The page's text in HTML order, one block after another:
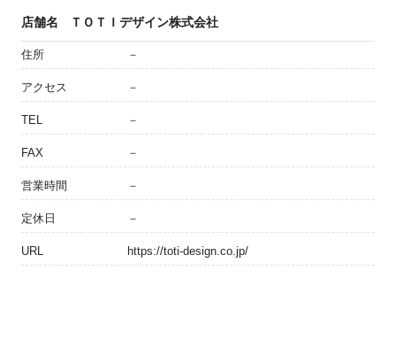
店舗名 ＴＯＴＩデザイン株式会社
住所 －
アクセス －
TEL －
FAX －
営業時間 －
定休日 －
URL https://toti-design.co.jp/